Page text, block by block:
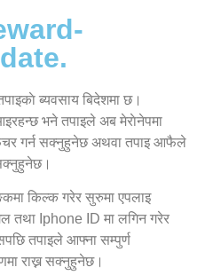
ब्यवसाय बिदेशमा छ।
भने तपाइले अब मेराेनेपमा
गर्न सक्नुहुनेछ अथवा तपाइ आफैले
किल्क गरेर सुरुमा एपलाइ
तथा Iphone ID मा लगिन गरेर
तपाइले आफ्ना सम्पुर्ण
राख्न सक्नुहुनेछ।